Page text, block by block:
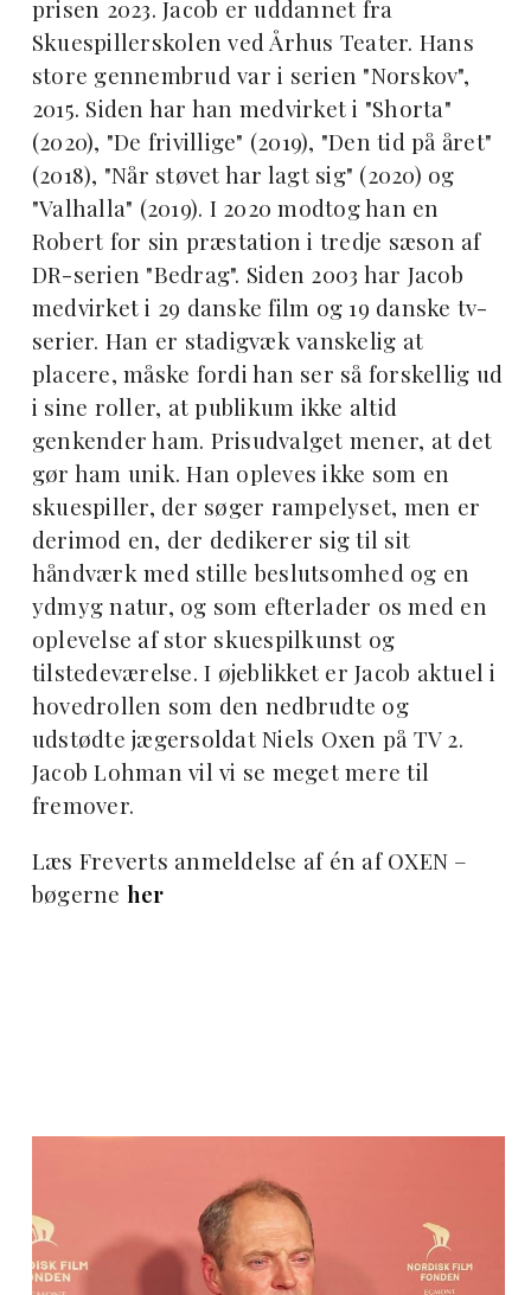
prisen 2023. Jacob er uddannet fra
Skuespillerskolen ved Århus Teater. Hans
store gennembrud var i serien "Norskov",
2015. Siden har han medvirket i "Shorta"
(2020), "De frivillige" (2019), "Den tid på året"
(2018), "Når støvet har lagt sig" (2020) og
"Valhalla" (2019). I 2020 modtog han en
Robert for sin præstation i tredje sæson af
DR-serien "Bedrag". Siden 2003 har Jacob
medvirket i 29 danske film og 19 danske tv-
serier. Han er stadigvæk vanskelig at
placere, måske fordi han ser så forskellig ud
i sine roller, at publikum ikke altid
genkender ham. Prisudvalget mener, at det
gør ham unik. Han opleves ikke som en
skuespiller, der søger rampelyset, men er
derimod en, der dedikerer sig til sit
håndværk med stille beslutsomhed og en
ydmyg natur, og som efterlader os med en
oplevelse af stor skuespilkunst og
tilstedeværelse. I øjeblikket er Jacob aktuel i
hovedrollen som den nedbrudte og
udstødte jægersoldat Niels Oxen på TV 2.
Jacob Lohman vil vi se meget mere til
fremover.
Læs Freverts anmeldelse af én af OXEN –
bøgerne her